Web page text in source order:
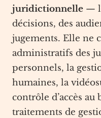
juridictionnelle —
décisions, des
jugements. Elle ne
administratifs des
personnels, la
humaines, la
contrôle d’accès au
traitements de